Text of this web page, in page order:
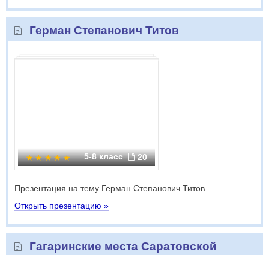
Герман Степанович Титов
5-8 класс 20
Презентация на тему Герман Степанович Титов
Открыть презентацию »
Гагаринские места Саратовской